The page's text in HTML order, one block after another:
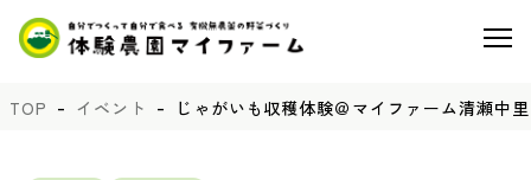
TOP イベント じゃがいも収穫体験＠マイファーム清瀬中里